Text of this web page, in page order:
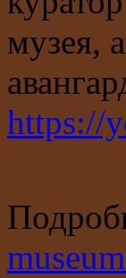
музея,
https://